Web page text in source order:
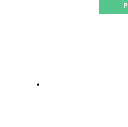
#